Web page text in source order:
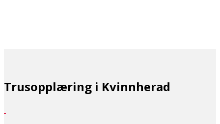
Trusopplæring i Kvinnherad